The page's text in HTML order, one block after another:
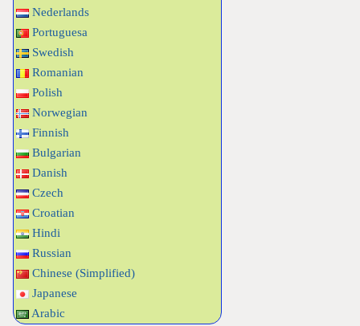
Nederlands
Portuguesa
Swedish
Romanian
Polish
Norwegian
Finnish
Bulgarian
Danish
Czech
Croatian
Hindi
Russian
Chinese (Simplified)
Japanese
Arabic